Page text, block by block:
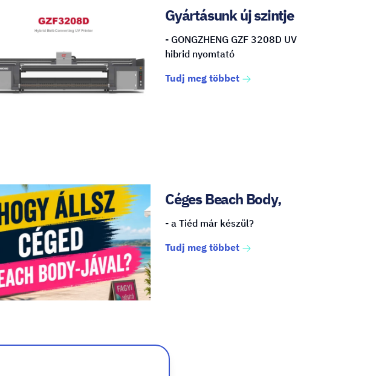
Gyártásunk új szintje
- GONGZHENG GZF 3208D UV
hibrid nyomtató
Tudj meg többet
Céges Beach Body,
- a Tiéd már készül?
Tudj meg többet